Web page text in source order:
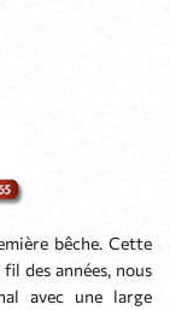
bêche. Cette
des années, nous
avec une large